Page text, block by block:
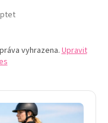
vyhrazena.Upravit